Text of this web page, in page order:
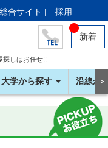
総合サイト | 採用
新着
探しはお任せ!!
大学から探す 沿線か＞